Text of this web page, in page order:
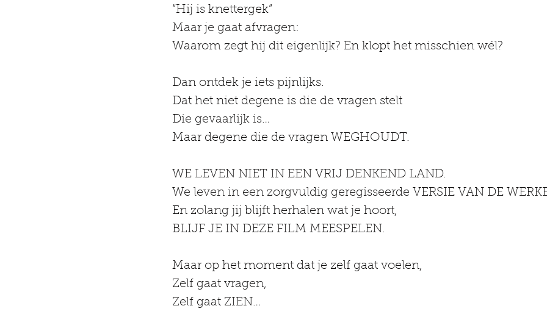
“Hij is knettergek”
Maar je gaat afvragen:
Waarom zegt hij dit eigenlijk? En klopt het misschien wél?
Dan ontdek je iets pijnlijks.
Dat het niet degene is die de vragen stelt
Die gevaarlijk is…
Maar degene die de vragen WEGHOUDT.
WE LEVEN NIET IN EEN VRIJ DENKEND LAND.
We leven in een zorgvuldig geregisseerde VERSIE VAN DE
En zolang jij blijft herhalen wat je hoort,
BLIJF JE IN DEZE FILM MEESPELEN.
Maar op het moment dat je zelf gaat voelen,
Zelf gaat vragen,
Zelf gaat ZIEN…